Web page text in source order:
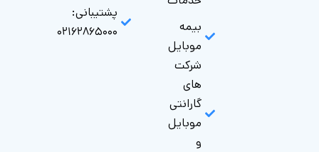
بیمه
موبایل
شرکت
های
گارانتی‌
موبایل
و
پشتیبانی:
۰۲۱۶۲۸۶۵۰۰۰